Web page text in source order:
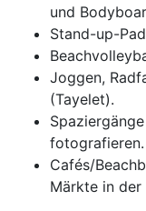
und
Stand-up-
Joggen,
(Tayelet).
fotografieren.
Cafés/
Märkte in der